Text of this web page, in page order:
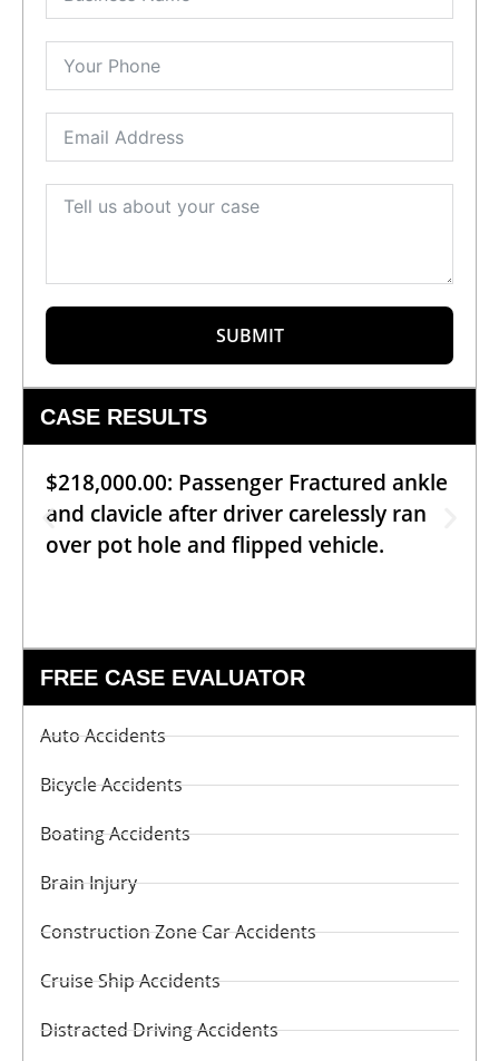
SUBMIT
CASE RESULTS
$218,000.00: Passenger Fractured ankle
and clavicle after driver carelessly ran
over pot hole and flipped vehicle.
FREE CASE EVALUATOR
Auto Accidents
Bicycle Accidents
Boating Accidents
Brain Injury
Construction Zone Car Accidents
Cruise Ship Accidents
Distracted Driving Accidents